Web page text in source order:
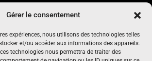
Gérer le consentement
expériences, nous utilisons des technologies telles
et/ou accéder aux informations des appareils.
technologies nous permettra de traiter des
média indépendant, gratuit et sans